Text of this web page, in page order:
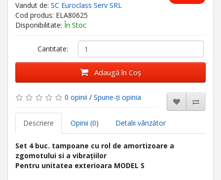
Vandut de: SC Euroclass Serv SRL
Cod produs: ELA80625
Disponibilitate: În Stoc
Cantitate:
Adaugă în Coş
0 opinii / Spune-ţi opinia
Descriere Opinii (0) Detalii vânzător
Set 4 buc. tampoane cu rol de amortizoare a
zgomotului si a vibrațiilor
Pentru unitatea exterioara MODEL S